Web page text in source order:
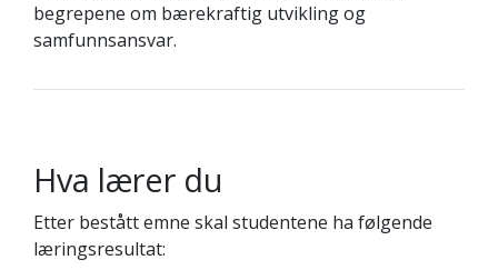
begrepene om bærekraftig utvikling og
samfunnsansvar.
Hva lærer du
Etter bestått emne skal studentene ha følgende
læringsresultat: